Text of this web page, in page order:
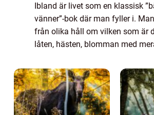
Ibland är livet som en klassisk
vänner”-bok där man fyller i.
från olika håll om vilken som är
låten, hästen, blomman med
man förmodligen se tydligt hur